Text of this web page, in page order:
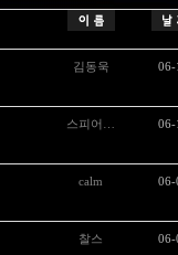
김동욱 06-
스피어… 06-
calm 06-
찰스 06-